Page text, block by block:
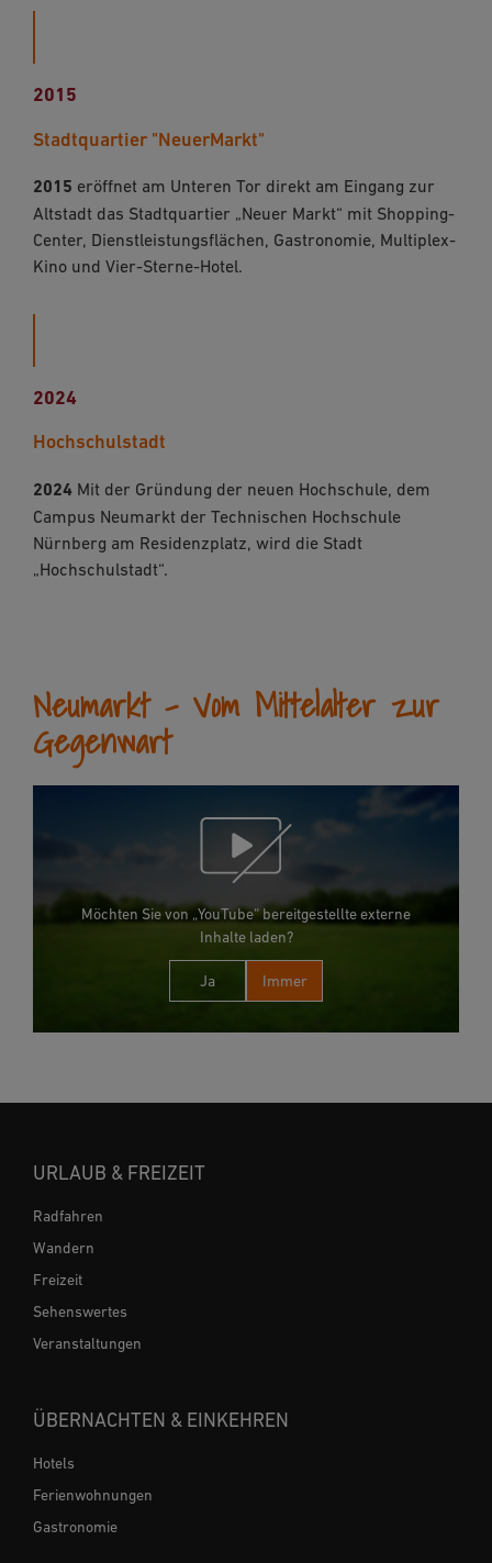
2015
Stadtquartier "NeuerMarkt"
2015 eröffnet am Unteren Tor direkt am Eingang zur
Altstadt das Stadtquartier „Neuer Markt“ mit Shopping-
Center, Dienstleistungsflächen, Gastronomie, Multiplex-
Kino und Vier-Sterne-Hotel.
2024
Hochschulstadt
2024 Mit der Gründung der neuen Hochschule, dem
Campus Neumarkt der Technischen Hochschule
Nürnberg am Resi­denzplatz, wird die Stadt
„Hochschulstadt“.
Neumarkt - Vom Mittelalter zur
Gegenwart
Möchten Sie von „YouTube“ bereitgestellte externe
Inhalte laden?
Ja Immer
URLAUB & FREIZEIT
Radfahren
Wandern
Freizeit
Sehenswertes
Veranstaltungen
ÜBERNACHTEN & EINKEHREN
Hotels
Ferienwohnungen
Gastronomie